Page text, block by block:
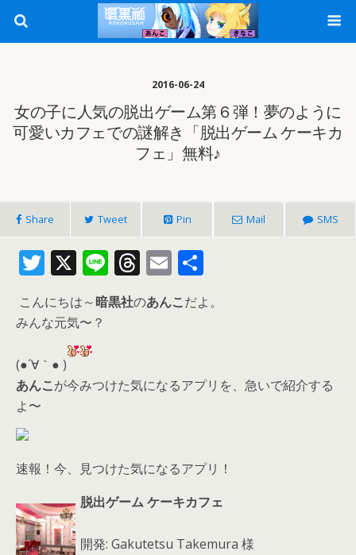
2016-06-24
女の子に人気の脱出ゲーム第６弾！夢のように
可愛いカフェでの謎解き「脱出ゲーム ケーキカ
フェ」無料♪
Share Tweet Pin Mail SMS
T
itt
er
X Li
n
e
T
h
re
s
E
m
ai
有
こんにちは～暗黒社のあんこだよ。
みんな元気〜？
(●´∀｀● )
あんこが今みつけた気になるアプリを、急いで紹介する
よ〜
速報！今、見つけた気になるアプリ！
脱出ゲーム ケーキカフェ
開発: Gakutetsu Takemura 様